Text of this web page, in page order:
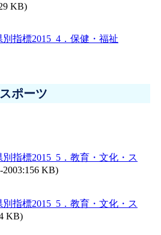
KB)
指標2015_4．保健・福祉
ポーツ
指標2015_5．教育・文化・ス
2003:156 KB)
指標2015_5．教育・文化・ス
KB)